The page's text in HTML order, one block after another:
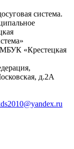
система.
«Крестецкая
д.2А